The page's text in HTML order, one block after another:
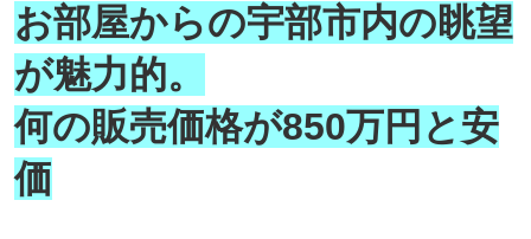
お部屋からの宇部市内の眺望
が魅力的。
何の販売価格が850万円と安
価